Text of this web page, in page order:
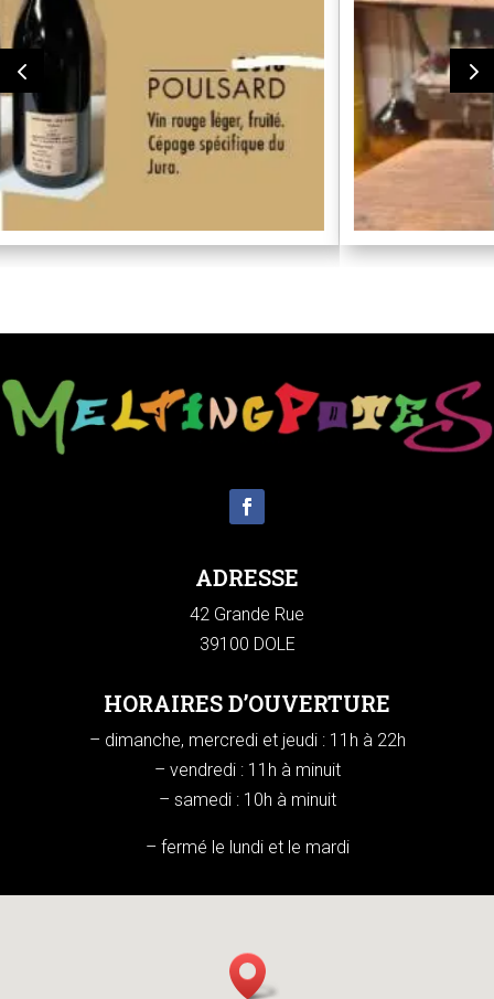
ADRESSE
42 Grande Rue
39100 DOLE
HORAIRES D’OUVERTURE
– dimanche, mercredi et jeudi : 11h à 22h
– vendredi : 11h à minuit
– samedi : 10h à minuit
– fermé le lundi et le mardi